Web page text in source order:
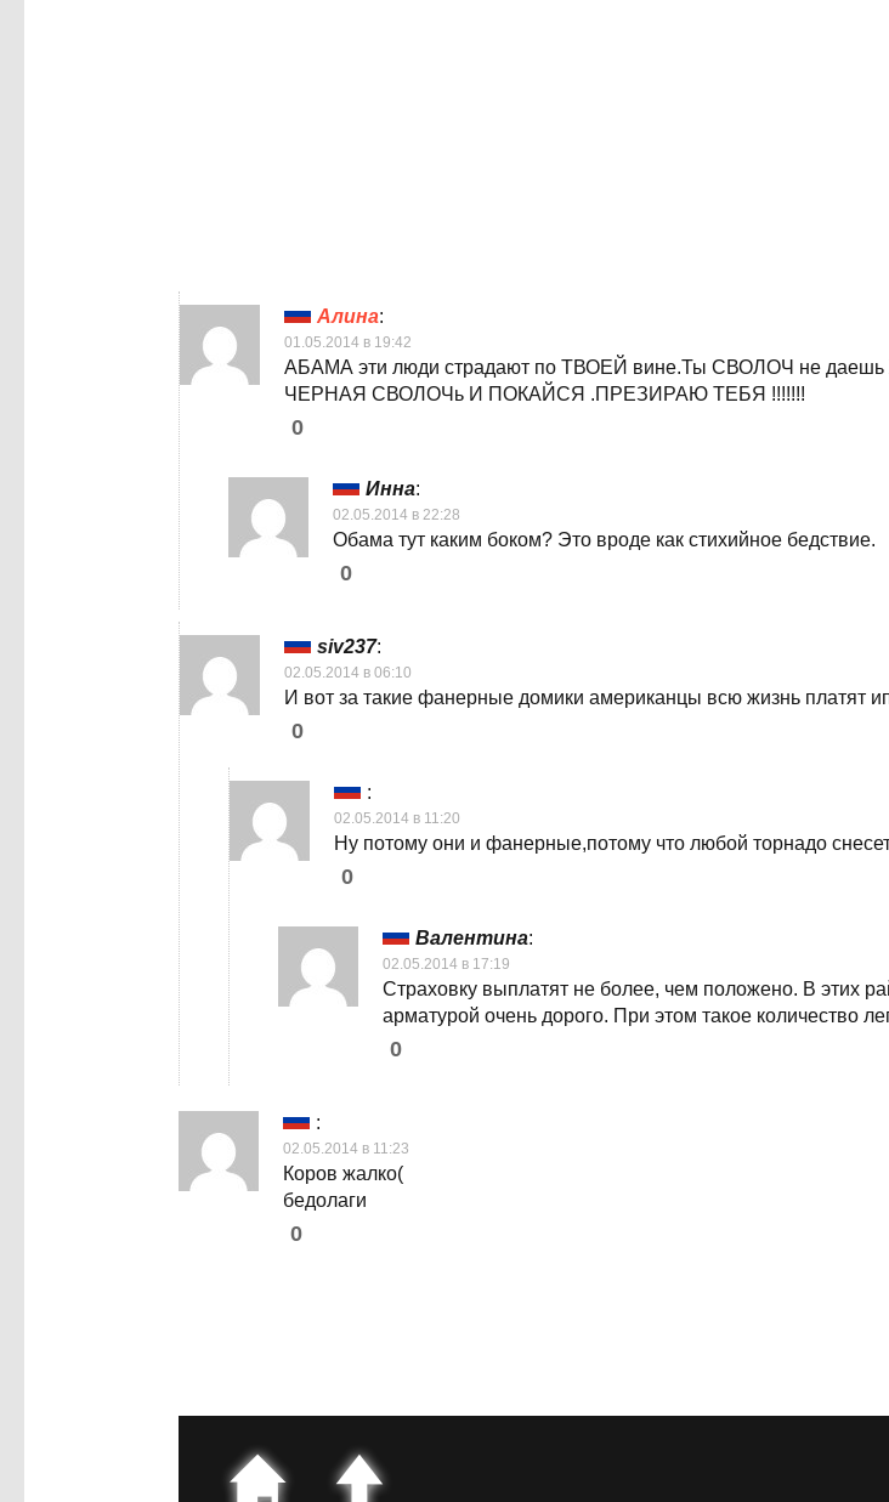
Алина:
01.05.2014 в 19:42
АБАМА эти люди страдают по ТВОЕЙ вине.Ты СВОЛОЧ не
ЧЕРНАЯ СВОЛОЧь И ПОКАЙСЯ .ПРЕЗИРАЮ ТЕБЯ !!!!!!!
0
Инна:
02.05.2014 в 22:28
Обама тут каким боком? Это вроде как стихийное бедствие.
0
siv237:
02.05.2014 в 06:10
И вот за такие фанерные домики американцы всю жизнь платят
0
:
02.05.2014 в 11:20
Ну потому они и фанерные,потому что любой торнадо
0
Валентина:
02.05.2014 в 17:19
Страховку выплатят не более, чем положено. В этих
арматурой очень дорого. При этом такое количество
0
:
02.05.2014 в 11:23
Коров жалко(
бедолаги
0